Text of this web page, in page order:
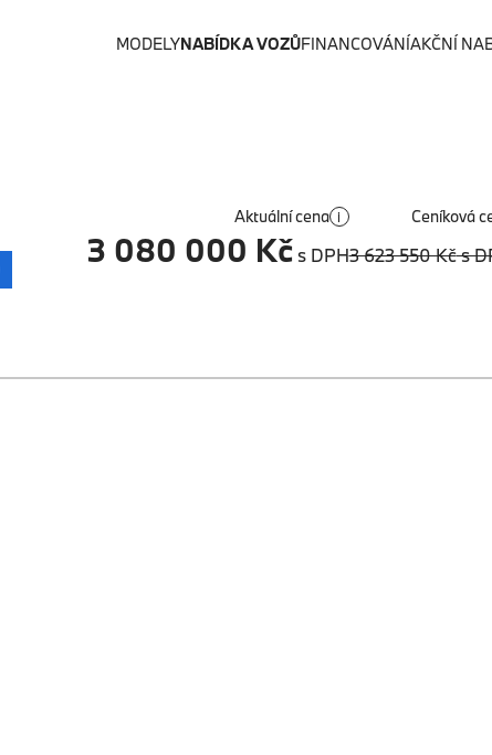
MODELYNABÍDKA VOZŮFINANCOVÁNÍAKČNÍ
Aktuální cena i
3 080 000 Kč s DPH
Ceníková
3 623 550 Kčs